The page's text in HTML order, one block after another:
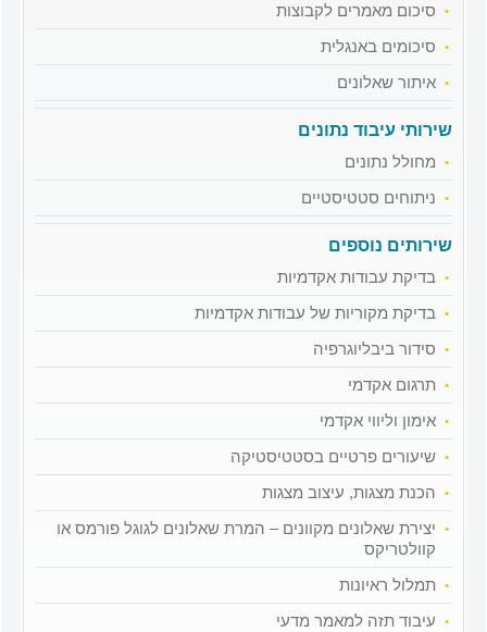
סיכום מאמרים לקבוצות
סיכומים באנגלית
איתור שאלונים
שירותי עיבוד נתונים
מחולל נתונים
ניתוחים סטטיסטיים
שירותים נוספים
בדיקת עבודות אקדמיות
בדיקת מקוריות של עבודות אקדמיות
סידור ביבליוגרפיה
תרגום אקדמי
אימון וליווי אקדמי
שיעורים פרטיים בסטטיסטיקה
הכנת מצגות, עיצוב מצגות
יצירת שאלונים מקוונים – המרת שאלונים לגוגל פורמס או
קוולטריקס
תמלול ראיונות
עיבוד תזה למאמר מדעי